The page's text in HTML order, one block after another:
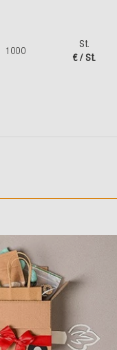
1000
St.
€ / St.